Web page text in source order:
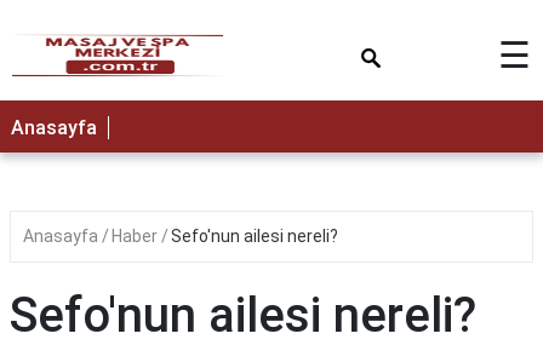
☰
Anasayfa
Anasayfa Haber Sefo'nun ailesi nereli?
Sefo'nun ailesi nereli?